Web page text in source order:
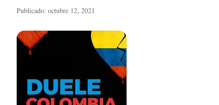
Publicado: octubre 12, 2021